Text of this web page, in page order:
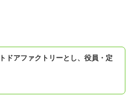
ドアファクトリーとし、役員・定